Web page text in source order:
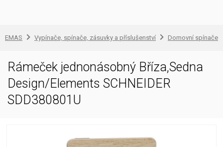
EMAS Vypínače, spínače, zásuvky a příslušenství Domovní spínače
Rámeček jednonásobný Bříza,Sedna
Design/Elements SCHNEIDER
SDD380801U